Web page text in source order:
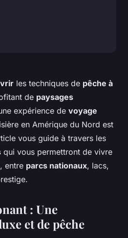
les techniques de pêche à
de paysages
expérience de voyage
en Amérique du Nord est
vous guide à travers les
qui vous permettront de vivre
entre parcs nationaux, lacs,
: Une
et de pêche